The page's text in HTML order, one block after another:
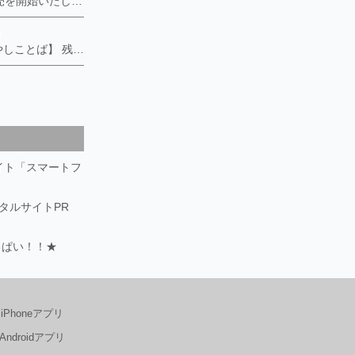
ト「スマートフ
ルサイトPR
ぱい！！★
iPhoneアプリ
Androidアプリ